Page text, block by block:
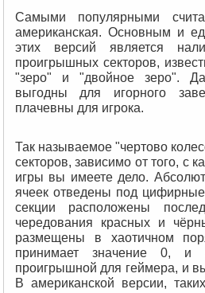
Самыми популярными
американская. Основным и
этих версий является
проигрышных секторов,
"зеро" и "двойное зеро".
выгодны для игорного
плачевны для игрока.
Так называемое "чертово
секторов, зависимо от того, с
игры вы имеете дело.
ячеек отведены под
секции расположены
чередования красных и
размещены в хаотичном
принимает значение 0, и
проигрышной для геймера, и
В американской версии,